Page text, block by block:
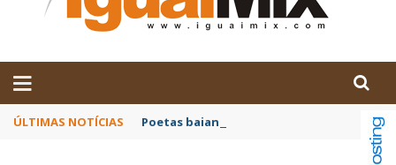
ÚLTIMAS NOTÍCIAS Poetas baianos representam o Brasil no